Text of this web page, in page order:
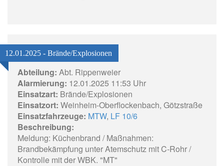
12.01.2025 - Brände/Explosionen
Abteilung: Abt. Rippenweier
Alarmierung: 12.01.2025 11:53 Uhr
Einsatzart: Brände/Explosionen
Einsatzort: Weinheim-Oberflockenbach, Götzstraße
Einsatzfahrzeuge: MTW, LF 10/6
Beschreibung:
Meldung: Küchenbrand / Maßnahmen:
Brandbekämpfung unter Atemschutz mit C-Rohr /
Kontrolle mit der WBK. "MT"